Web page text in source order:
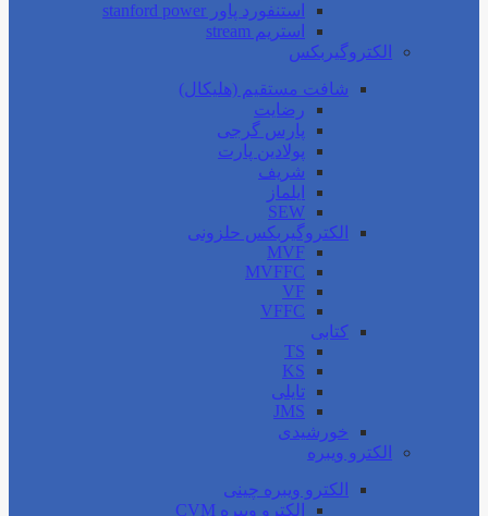
استنفورد پاور stanford power
استریم stream
الکتروگیربکس
شافت مستقیم (هلیکال)
رضایت
پارس گرجی
پولادین پارت
شریف
ایلماز
SEW
الکتروگیربکس حلزونی
MVF
MVFFC
VF
VFFC
کتابی
TS
KS
تایلی
JMS
خورشیدی
الکترو ویبره
الکترو ویبره چینی
الکترو ویبره CVM